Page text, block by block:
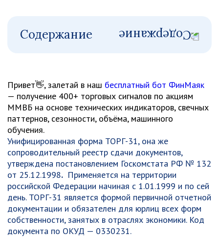
Содержание
Привет👋, залетай в наш бесплатный бот ФинМаяк
— получение 400+ торговых сигналов по акциям
ММВБ на основе технических индикаторов, свечных
паттернов, сезонности, объёма, машинного
обучения.
Унифицированная форма ТОРГ-31, она же
сопроводительный реестр сдачи документов,
утверждена постановлением Госкомстата РФ № 132
от 25.12.1998. Применяется на территории
российской Федерации начиная с 1.01.1999 и по сей
день. ТОРГ-31 является формой первичной отчетной
документации и обязателен для юрлиц всех форм
собственности, занятых в отраслях экономики. Код
документа по ОКУД — 0330231.